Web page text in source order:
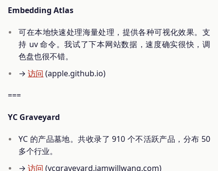
Embedding Atlas
可在本地快速处理海量处理，提供各种可视化效果。支
持 uv 命令。我试了下本网站数据，速度确实很快，调
色盘也很不错。
→访问 (apple.github.io)
===
YC Graveyard
YC 的产品墓地。共收录了 910 个不活跃产品，分布 50
多个行业。
→访问 (ycgraveyard.iamwillwang.com)